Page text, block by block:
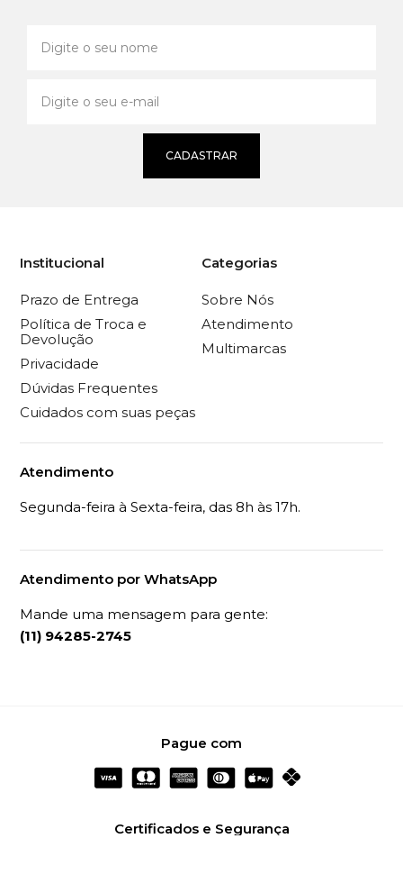
CADASTRAR
Institucional
Prazo de Entrega
Política de Troca e
Devolução
Privacidade
Dúvidas Frequentes
Cuidados com suas peças
Categorias
Sobre Nós
Atendimento
Multimarcas
Atendimento
Segunda-feira à Sexta-feira, das 8h às 17h.
Atendimento por WhatsApp
Mande uma mensagem para gente:
(11) 94285-2745
Pague com
Certificados e Segurança